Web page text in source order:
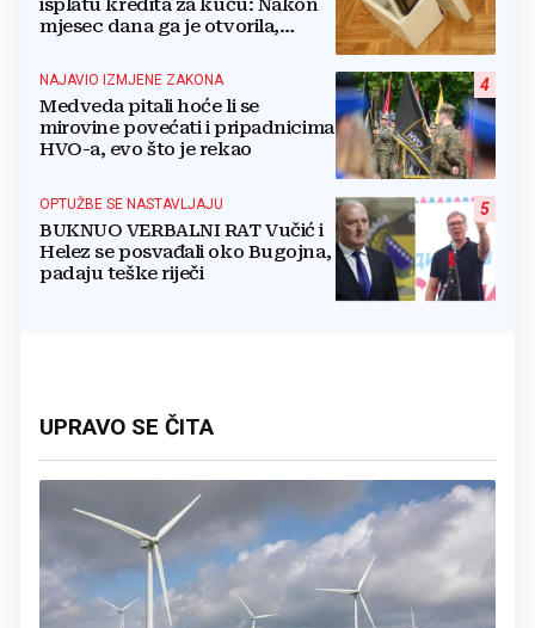
isplatu kredita za kuću: Nakon
mjesec dana ga je otvorila,
4
NAJAVIO IZMJENE ZAKONA
Medveda pitali hoće li se
mirovine povećati i pripadnicima
HVO-a, evo što je rekao
5
OPTUŽBE SE NASTAVLJAJU
BUKNUO VERBALNI RAT Vučić i
Helez se posvađali oko Bugojna,
padaju teške riječi
UPRAVO SE ČITA